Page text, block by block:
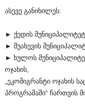
ასევე განიხილეს:
► ქედის
► შუახევის
► ხულოს
ოჯახის,
„ეკომიგრანტი ოჯახის
პროგრამაში“ ჩართვის